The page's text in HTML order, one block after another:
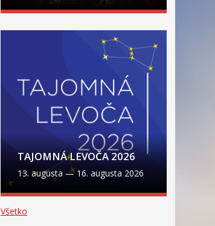
TAJOMNÁ LEVOČA 2026
13. augusta — 16. augusta 2026
Všetko